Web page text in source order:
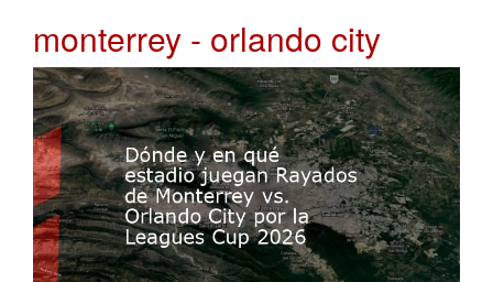
monterrey - orlando city